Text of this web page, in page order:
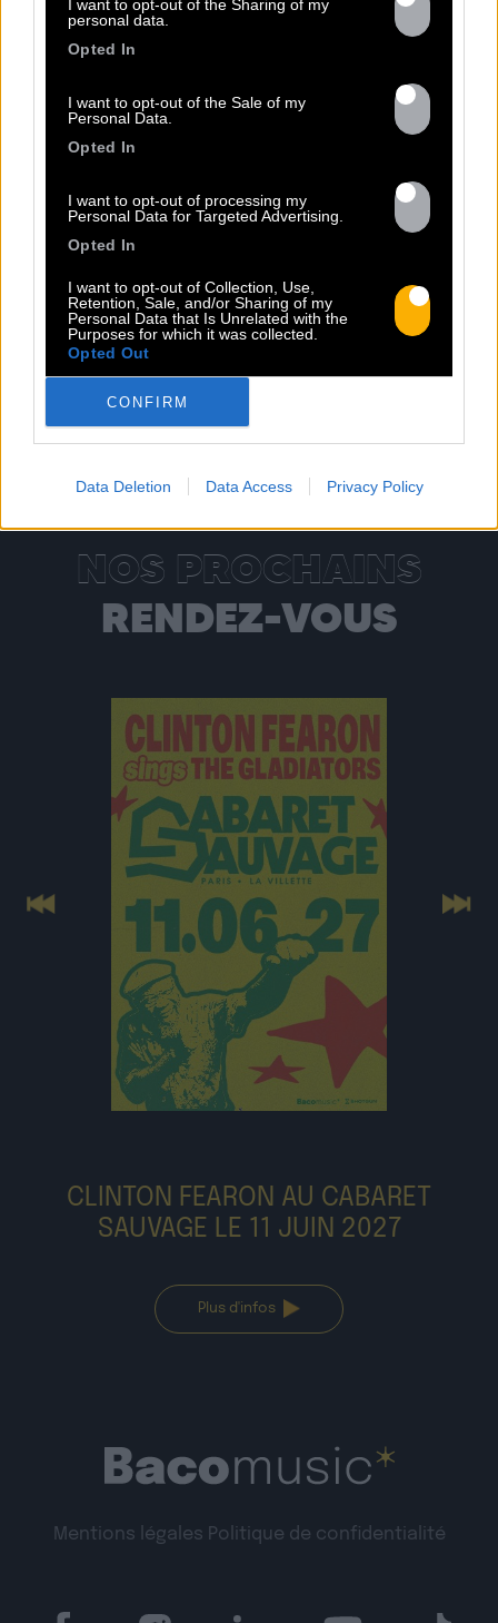
I want to opt-out of the Sharing of my
personal data.
Opted In
I want to opt-out of the Sale of my
Personal Data.
Opted In
I want to opt-out of processing my
Personal Data for Targeted Advertising.
Opted In
I want to opt-out of Collection, Use,
Retention, Sale, and/or Sharing of my
Personal Data that Is Unrelated with the
Purposes for which it was collected.
Opted Out
CONFIRM
Data Deletion Data Access Privacy Policy
Sorti le 03.03.2023
NOS PROCHAINS
RENDEZ-VOUS
CLINTON FEARON AU CABARET
SAUVAGE LE 11 JUIN 2027
Plus d'infos
Previous Next
Mentions légales Politique de confidentialité